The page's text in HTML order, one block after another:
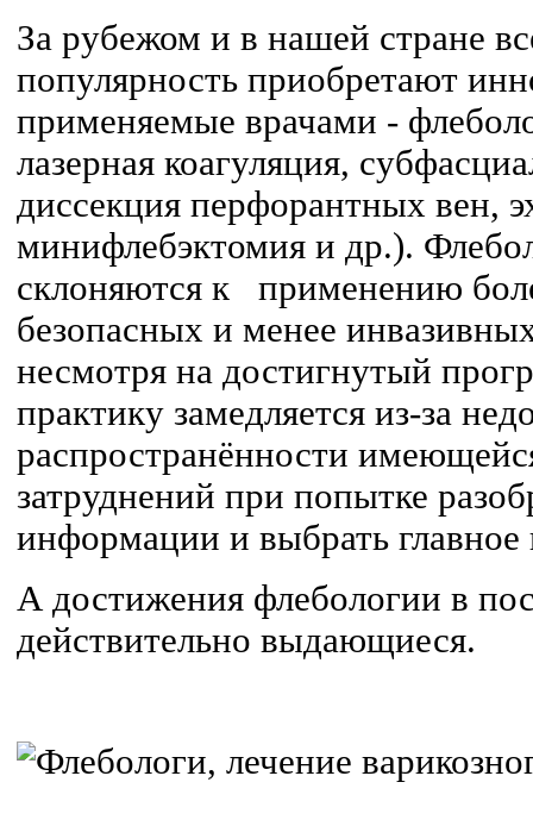
За рубежом и в нашей стране
популярность приобретают
применяемые врачами -
лазерная коагуляция,
диссекция перфорантных вен,
минифлебэктомия и др.).
склоняются к применению
безопасных и менее
несмотря на достигнутый
практику замедляется из-за
распространённости
затруднений при попытке
информации и выбрать
А достижения флебологии в
действительно выдающиеся.